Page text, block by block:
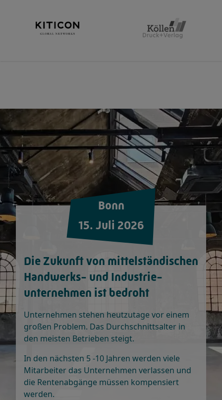
Bonn
15. Juli 2026
Die Zukunft von mittelständischen
Handwerks- und Industrie­
unternehmen ist bedroht
Unternehmen stehen heutzutage vor einem
großen Problem. Das Durchschnittsalter in
den meisten Betrieben steigt.
In den nächsten 5 -10 Jahren werden viele
Mitarbeiter das Unternehmen verlassen und
die Rentenabgänge müssen kompensiert
werden.